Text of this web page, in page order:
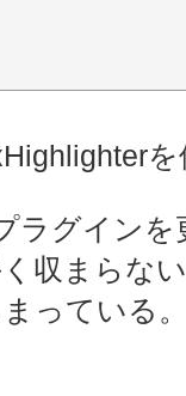
ラグイン
収まらな
っている